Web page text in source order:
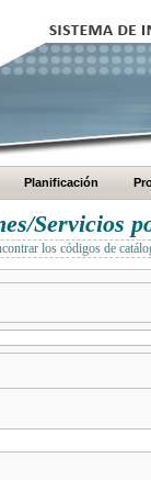
Planificación
Servicios
los códigos de